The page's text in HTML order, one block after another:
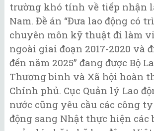
trường khó tính về tiếp nhận
Nam. Đề án “Đưa lao động có
chuyên môn kỹ thuật đi làm
ngoài giai đoạn 2017-2020 và
đến năm 2025” đang được Bộ
Thương binh và Xã hội hoàn
Chính phủ. Cục Quản lý Lao
nước cũng yêu cầu các công
động sang Nhật thực hiện các